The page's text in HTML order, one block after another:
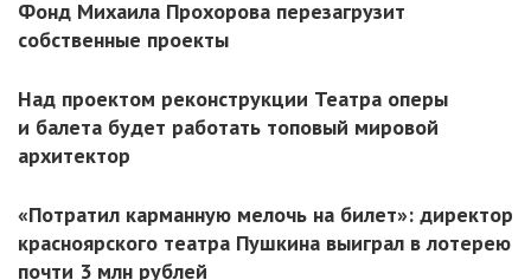
Фонд Михаила Прохорова перезагрузит
собственные проекты
Над проектом реконструкции Театра оперы
и балета будет работать топовый мировой
архитектор
«Потратил карманную мелочь на билет»: директор
красноярского театра Пушкина выиграл в лотерею
почти 3 млн рублей